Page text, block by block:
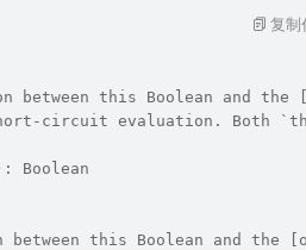
between this Boolean and the
circuit evaluation. Both
Boolean
this Boolean and the
复制